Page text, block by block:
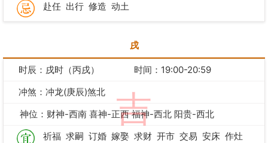
赴任 出行 修造 动土
戌
吉
时辰：戌时（丙戌）
时间：19:00-20:59
冲煞：冲龙(庚辰)煞北
神位：财神-西南 喜神-正西 福神-西北 阳贵-西北
祈福 求嗣 订婚 嫁娶 求财 开市 交易 安床 作灶